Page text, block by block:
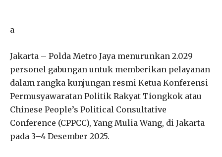
a
Jakarta – Polda Metro Jaya menurunkan 2.029
personel gabungan untuk memberikan pelayanan
dalam rangka kunjungan resmi Ketua Konferensi
Permusyawaratan Politik Rakyat Tiongkok atau
Chinese People’s Political Consultative
Conference (CPPCC), Yang Mulia Wang, di Jakarta
pada 3–4 Desember 2025.